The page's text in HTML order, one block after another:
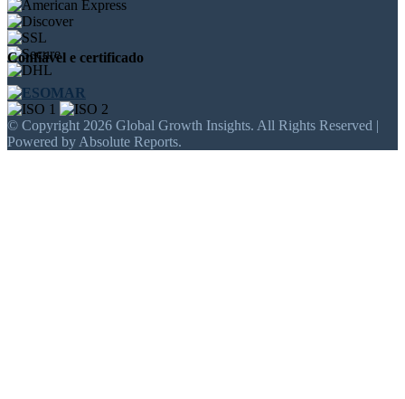
Confiável e certificado
© Copyright 2026 Global Growth Insights. All Rights Reserved |
Powered by Absolute Reports.